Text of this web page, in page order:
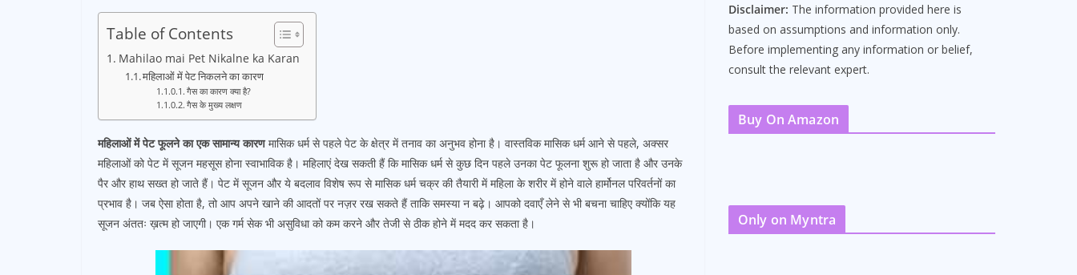
Table of Contents
Mahilao mai Pet Nikalne ka Karan
महिलाओं में पेट निकलने का कारण
गैस का कारण क्या है?
गैस के मुख्य लक्षण
महिलाओं में पेट फूलने का एक सामान्य कारणमासिक धर्म से पहले पेट के क्षेत्र में तनाव का अनुभव होना है। वास्तविक मासिक धर्म आने से पहले, अक्सर
महिलाओं को पेट में सूजन महसूस होना स्वाभाविक है। महिलाएं देख सकती हैं कि मासिक धर्म से कुछ दिन पहले उनका पेट फूलना शुरू हो जाता है और उनके
पैर और हाथ सख्त हो जाते हैं। पेट में सूजन और ये बदलाव विशेष रूप से मासिक धर्म चक्र की तैयारी में महिला के शरीर में होने वाले हार्मोनल परिवर्तनों का
प्रभाव है। जब ऐसा होता है, तो आप अपने खाने की आदतों पर नज़र रख सकते हैं ताकि समस्या न बढ़े। आपको दवाएँ लेने से भी बचना चाहिए क्योंकि यह
सूजन अंततः ख़त्म हो जाएगी। एक गर्म सेक भी असुविधा को कम करने और तेजी से ठीक होने में मदद कर सकता है।
Disclaimer: The information provided here is
based on assumptions and information only.
Before implementing any information or belief,
consult the relevant expert.
Buy On Amazon
Only on Myntra